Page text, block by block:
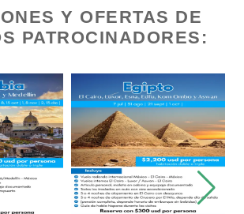
Nutrición
Turísticos
Y OFERTAS DE
PATROCINADORES: